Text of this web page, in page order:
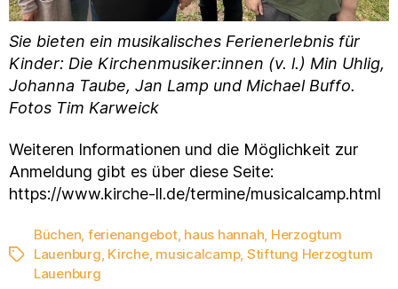
Sie bieten ein musikalisches Ferienerlebnis für
Kinder: Die Kirchenmusiker:innen (v. l.) Min Uhlig,
Johanna Taube, Jan Lamp und Michael Buffo.
Fotos Tim Karweick
Weiteren Informationen und die Möglichkeit zur
Anmeldung gibt es über diese Seite:
https://www.kirche-ll.de/termine/musicalcamp.html
Schlagwörter
Büchen ferienangebot, haus hannah Herzogtum
Lauenburg Kirche, musicalcamp, Stiftung Herzogtum
Lauenburg